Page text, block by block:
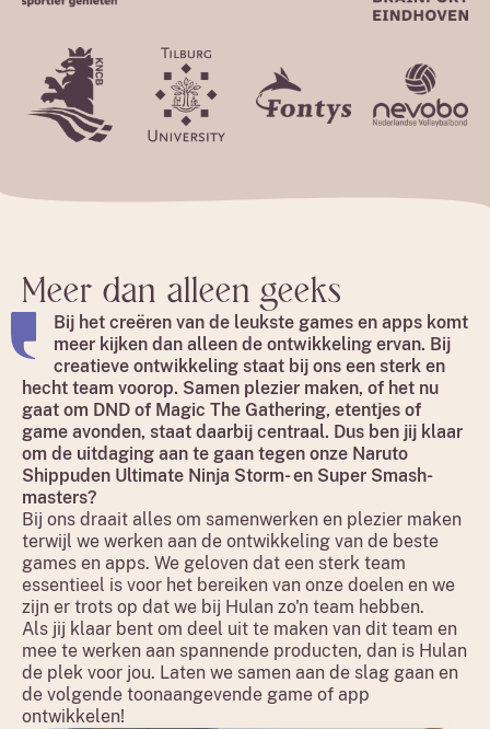
Meer dan alleen geeks
Bij het creëren van de leukste games en apps komt
meer kijken dan alleen de ontwikkeling ervan. Bij
creatieve ontwikkeling staat bij ons een sterk en
hecht team voorop. Samen plezier maken, of het nu
gaat om DND of Magic The Gathering, etentjes of
game avonden, staat daarbij centraal. Dus ben jij klaar
om de uitdaging aan te gaan tegen onze Naruto
Shippuden Ultimate Ninja Storm- en Super Smash-
masters?
Bij ons draait alles om samenwerken en plezier maken
terwijl we werken aan de ontwikkeling van de beste
games en apps. We geloven dat een sterk team
essentieel is voor het bereiken van onze doelen en we
zijn er trots op dat we bij Hulan zo'n team hebben.
Als jij klaar bent om deel uit te maken van dit team en
mee te werken aan spannende producten, dan is Hulan
de plek voor jou. Laten we samen aan de slag gaan en
de volgende toonaangevende game of app
ontwikkelen!